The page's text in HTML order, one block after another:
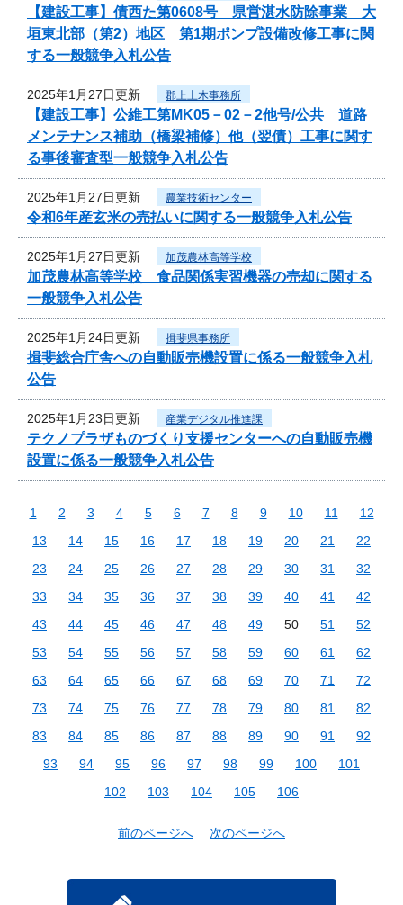
【建設工事】債西た第0608号 県営湛水防除事業 大
垣東北部（第2）地区 第1期ポンプ設備改修工事に関
する一般競争入札公告
2025年1月27日更新 郡上土木事務所
【建設工事】公維工第MK05－02－2他号/公共 道路
メンテナンス補助（橋梁補修）他（翌債）工事に関す
る事後審査型一般競争入札公告
2025年1月27日更新 農業技術センター
令和6年産玄米の売払いに関する一般競争入札公告
2025年1月27日更新 加茂農林高等学校
加茂農林高等学校 食品関係実習機器の売却に関する
一般競争入札公告
2025年1月24日更新 揖斐県事務所
揖斐総合庁舎への自動販売機設置に係る一般競争入札
公告
2025年1月23日更新 産業デジタル推進課
テクノプラザものづくり支援センターへの自動販売機
設置に係る一般競争入札公告
1 2 3 4 5 6 7 8 9 10 11
12
13
14 15 16 17 18 19 20 21
22
23
24 25 26 27 28 29 30 31
32
33
34 35 36 37 38 39 40 41
42
43
44 45 46 47 48 49 50 51
52
53
54 55 56 57 58 59 60 61
62
63
64 65 66 67 68 69 70 71
72
73
74 75 76 77 78 79 80 81
82
83
84 85 86 87 88 89 90 91
92
93
94 95 96 97 98 99 100
101
102
103 104 105 106
前のページへ 次のページへ